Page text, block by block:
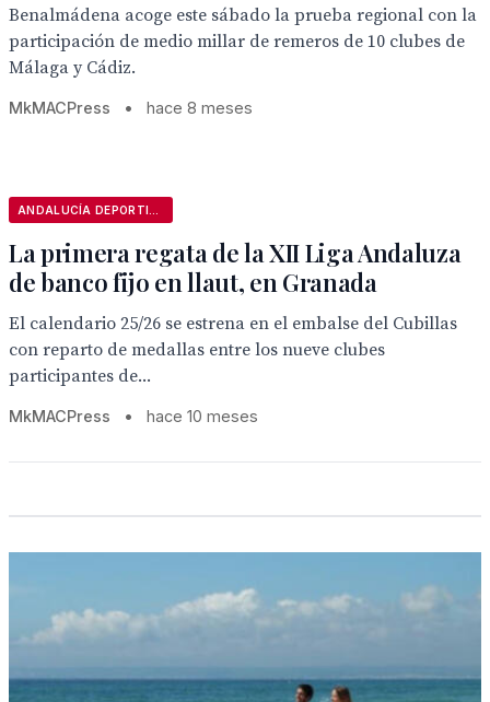
Benalmádena acoge este sábado la prueba regional con la
participación de medio millar de remeros de 10 clubes de
Málaga y Cádiz.
MkMACPress • hace 8 meses
La primera regata de la XII Liga Andaluza
de banco fijo en llaut, en Granada
El calendario 25/26 se estrena en el embalse del Cubillas
con reparto de medallas entre los nueve clubes
participantes de...
MkMACPress • hace 10 meses